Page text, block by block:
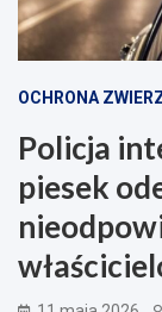
OCHRONA
Policja
piesek